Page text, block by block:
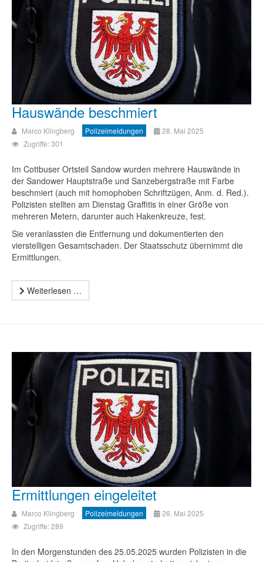
Hauswände beschmiert
Marco Klingberg Polizeimeldungen
28. Mai 2025
Zugriffe: 301
Im Cottbuser Ortsteil Sandow wurden mehrere Hauswände in
der Sandower Hauptstraße und Sanzebergstraße mit Farbe
beschmiert (auch mit homophoben Schriftzügen, Anm. d. Red.).
Polizisten stellten am Dienstag Graffitis in einer Größe von
mehreren Metern, darunter auch Hakenkreuze, fest.
Sie veranlassten die Entfernung und dokumentierten den
vierstelligen Gesamtschaden. Der Staatsschutz übernimmt die
Ermittlungen.
Weiterlesen …
Ermittlungen eingeleitet
Marco Klingberg Polizeimeldungen
26. Mai 2025
Zugriffe: 289
In den Morgenstunden des 25.05.2025 wurden Polizisten in die